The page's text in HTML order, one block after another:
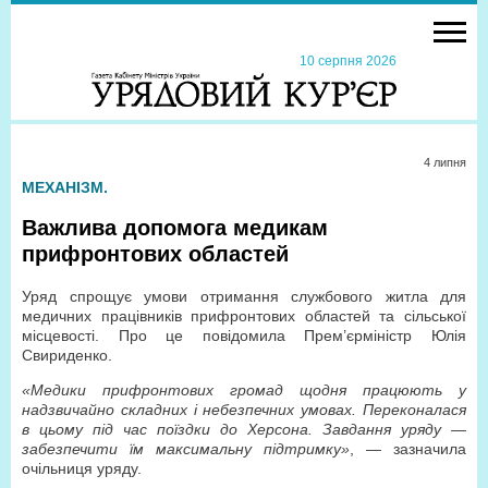
10 серпня 2026
4 липня
МЕХАНІЗМ.
Важлива допомога медикам
прифронтових областей
Уряд спрощує умови отримання службового житла для
медичних працівників прифронтових областей та сільської
місцевості. Про це повідомила Прем’єр­міністр Юлія
Свириденко.
«Медики прифронтових громад щодня працюють у
надзвичайно складних і небезпечних умовах. Переконалася
в цьому під час поїздки до Херсона. Завдання уряду —
забезпечити їм максимальну підтримку» , — зазначила
очільниця уряду.